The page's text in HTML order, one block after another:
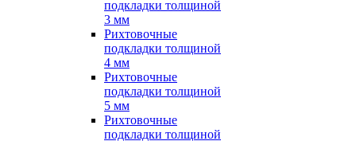
подкладки толщиной
3 мм
Рихтовочные
подкладки толщиной
4 мм
Рихтовочные
подкладки толщиной
5 мм
Рихтовочные
подкладки толщиной